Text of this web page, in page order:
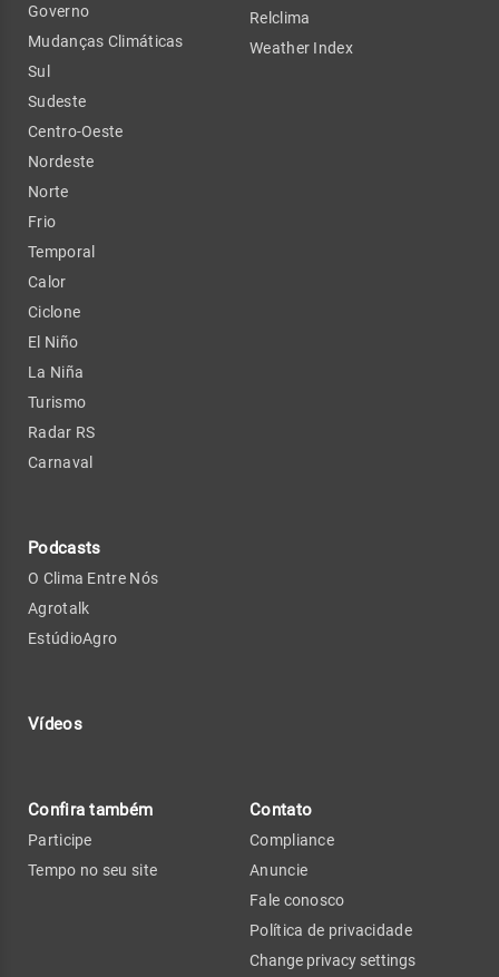
Governo
Mudanças Climáticas
Sul
Sudeste
Centro-Oeste
Nordeste
Norte
Frio
Temporal
Calor
Ciclone
El Niño
La Niña
Turismo
Radar RS
Carnaval
Podcasts
O Clima Entre Nós
Agrotalk
EstúdioAgro
Vídeos
Relclima
Weather Index
Confira também
Participe
Tempo no seu site
Contato
Compliance
Anuncie
Fale conosco
Política de privacidade
Change privacy settings